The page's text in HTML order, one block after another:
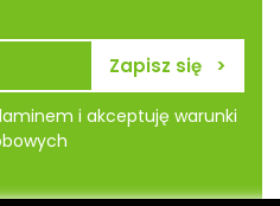
i akceptuję warunki